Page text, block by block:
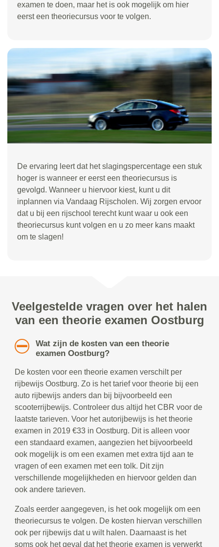
examen te doen, maar het is ook mogelijk om hier
eerst een theoriecursus voor te volgen.
De ervaring leert dat het slagingspercentage een stuk
hoger is wanneer er eerst een theoriecursus is
gevolgd. Wanneer u hiervoor kiest, kunt u dit
inplannen via Vandaag Rijscholen. Wij zorgen ervoor
dat u bij een rijschool terecht kunt waar u ook een
theoriecursus kunt volgen en u zo meer kans maakt
om te slagen!
Veelgestelde vragen over het halen
van een theorie examen Oostburg
Wat zijn de kosten van een theorie
examen Oostburg?
De kosten voor een theorie examen verschilt per
rijbewijs Oostburg. Zo is het tarief voor theorie bij een
auto rijbewijs anders dan bij bijvoorbeeld een
scooterrijbewijs. Controleer dus altijd het CBR voor de
laatste tarieven. Voor het autorijbewijs is het theorie
examen in 2019 €33 in Oostburg. Dit is alleen voor
een standaard examen, aangezien het bijvoorbeeld
ook mogelijk is om een examen met extra tijd aan te
vragen of een examen met een tolk. Dit zijn
verschillende mogelijkheden en hiervoor gelden dan
ook andere tarieven.
Zoals eerder aangegeven, is het ook mogelijk om een
theoriecursus te volgen. De kosten hiervan verschillen
ook per rijbewijs dat u wilt halen. Daarnaast is het
soms ook het geval dat het theorie examen is verwerkt